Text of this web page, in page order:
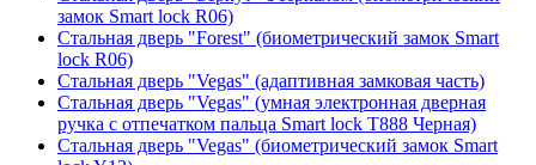
замок Smart lock R06)
Стальная дверь "Forest" (биометрический замок Smart
lock R06)
Стальная дверь "Vegas" (адаптивная замковая часть)
Стальная дверь "Vegas" (умная электронная дверная
ручка с отпечатком пальца Smart lock T888 Черная)
Стальная дверь "Vegas" (биометрический замок Smart